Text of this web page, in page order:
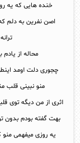
خنده هایی که یه
اصن نفرین به دلم
محاله از
چجوری دلت اومد
منو نبینی قلب
اثری از من دیگه توی
بهت گفته بودم بدون
یه روزی میفهمی